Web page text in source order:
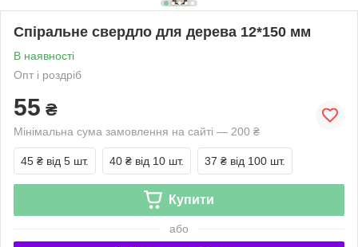
Спіральне свердло для дерева 12*150 мм
В наявності
Опт і роздріб
55 ₴
Мінімальна сума замовлення на сайті — 200 ₴
45 ₴ від 5 шт. 40 ₴ від 10 шт. 37 ₴ від 100 шт.
Купити
або